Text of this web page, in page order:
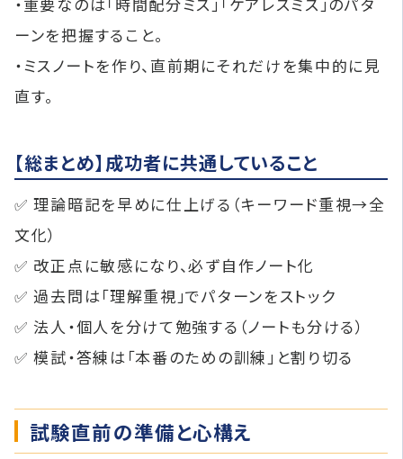
ーンを把握すること。
・ミスノートを作り、直前期にそれだけを集中的に見
直す。
【総まとめ】成功者に共通していること
✅ 理論暗記を早めに仕上げる（キーワード重視→全
文化）
✅ 改正点に敏感になり、必ず自作ノート化
✅ 過去問は「理解重視」でパターンをストック
✅ 法人・個人を分けて勉強する（ノートも分ける）
✅ 模試・答練は「本番のための訓練」と割り切る
試験直前の準備と心構え